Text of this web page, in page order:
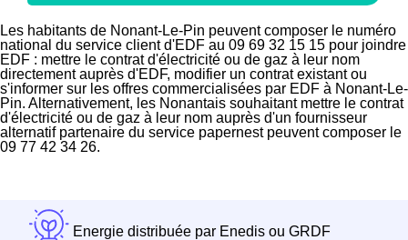
Les habitants de Nonant-Le-Pin peuvent composer le numéro
national du service client d'EDF au 09 69 32 15 15 pour joindre
EDF : mettre le contrat d'électricité ou de gaz à leur nom
directement auprès d'EDF, modifier un contrat existant ou
s'informer sur les offres commercialisées par EDF à Nonant-Le-
Pin. Alternativement, les Nonantais souhaitant mettre le contrat
d'électricité ou de gaz à leur nom auprès d'un fournisseur
alternatif partenaire du service papernest peuvent composer le
09 77 42 34 26.
Energie distribuée par Enedis ou GRDF